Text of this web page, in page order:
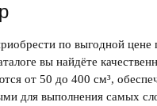
по выгодной
вы найдёте
от 50 до 400 см³,
для выполнения самых